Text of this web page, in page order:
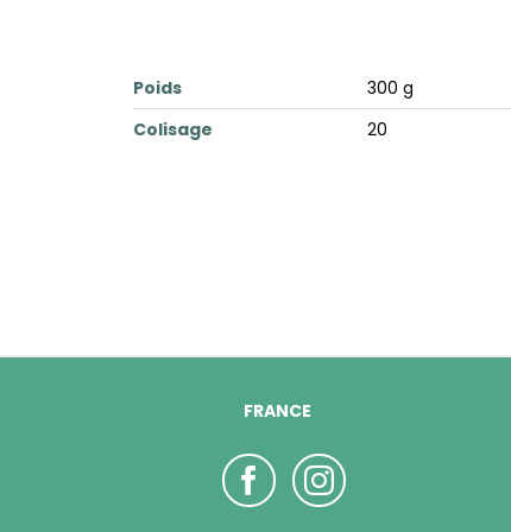
Poids
300 g
Colisage
20
FRANCE